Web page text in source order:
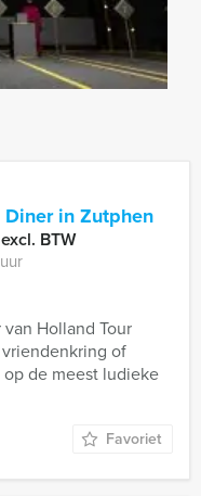
in Zutphen
BTW
Holland Tour
of
de meest ludieke
Favoriet